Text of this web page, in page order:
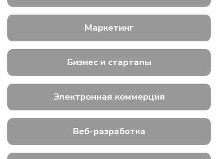
Маркетинг
Бизнес и стартапы
Электронная коммерция
Веб-разработка